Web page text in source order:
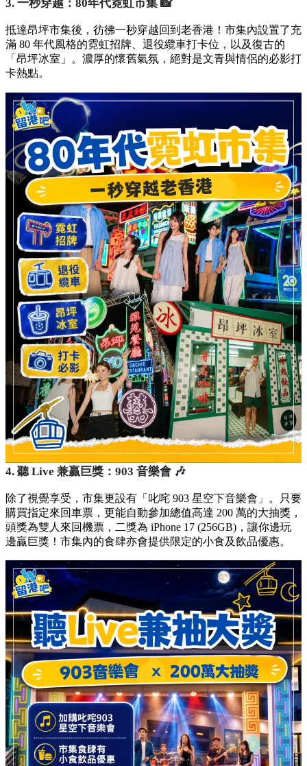
3. 一秒穿越：80年代霓虹市集 📸
抵達昂坪市集後，彷彿一秒穿越回到老香港！市集內設置了充
滿 80 年代風格的霓虹招牌、退役纜車打卡位，以及復古的
「昂坪冰室」。濃厚的懷舊氣氛，絕對是文青與情侶的必影打
卡熱點。
4. 聽 Live 兼贏巨獎：903 音樂會 🎶
除了視覺享受，市集更設有「叱咤 903 星空下音樂會」。只要
購買指定來回車票，更能自動參加總值高達 200 萬的大抽獎，
頭獎為雙人來回機票，二獎為 iPhone 17 (256GB)，讓你邊玩
邊贏巨獎！市集內的食肆亦會提供限定的小食及飲品優惠。